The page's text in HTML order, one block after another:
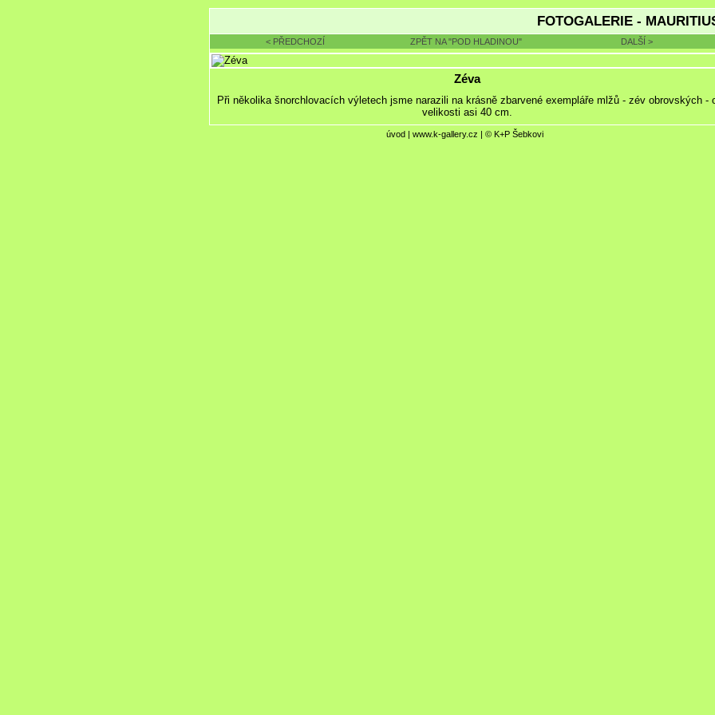
FOTOGALERIE -
< PŘEDCHOZÍ ZPĚT NA "POD HLADINOU" DALŠÍ >
Zéva
Při několika šnorchlovacích výletech jsme narazili na krásně zbarvené exempláře mlžů - zév obrovských -
velikosti asi 40 cm.
úvod| www.k-gallery.cz | © K+P Šebkovi